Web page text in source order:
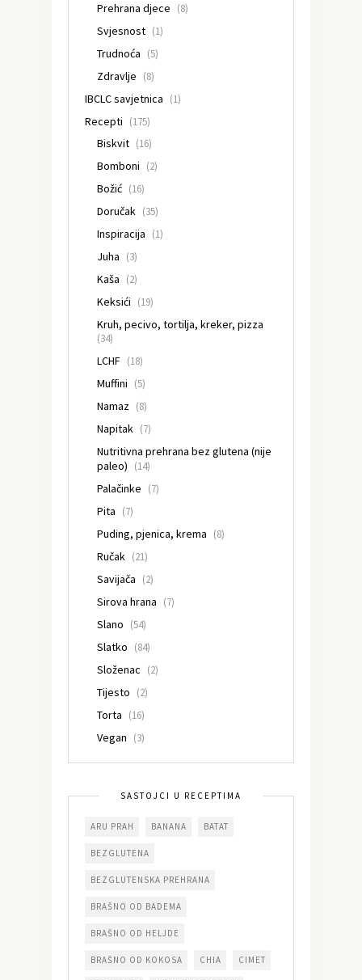
Prehrana djece (8)
Svjesnost (1)
Trudnoća (5)
Zdravlje (8)
IBCLC savjetnica (1)
Recepti (175)
Biskvit (16)
Bomboni (2)
Božić (16)
Doručak (35)
Inspiracija (1)
Juha (3)
Kaša (2)
Keksići (19)
Kruh, pecivo, tortilja, kreker, pizza
(34)
LCHF (18)
Muffini (5)
Namaz (8)
Napitak (7)
Nutritivna prehrana bez glutena (nije
paleo) (14)
Palačinke (7)
Pita (7)
Puding, pjenica, krema (8)
Ručak (21)
Savijača (2)
Sirova hrana (7)
Slano (54)
Slatko (84)
Složenac (2)
Tijesto (2)
Torta (16)
Vegan (3)
SASTOJCI U RECEPTIMA
ARU PRAH BANANA BATAT
BEZGLUTENA
BEZGLUTENSKA PREHRANA
BRAŠNO OD BADEMA
BRAŠNO OD HELJDE
BRAŠNO OD KOKOSA CHIA CIMET